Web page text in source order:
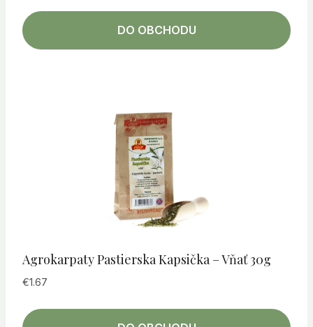
DO OBCHODU
Agrokarpaty Pastierska Kapsička – Vňať 30g
€1.67